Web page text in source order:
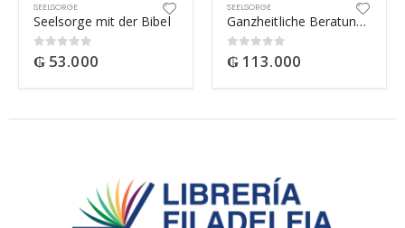
SEELSORGE
Seelsorge mit der Bibel
0out of 5
₲ 53.000
SEELSORGE
Ganzheitliche Beratung bei Onlinesucht
0out of 5
₲ 113.000